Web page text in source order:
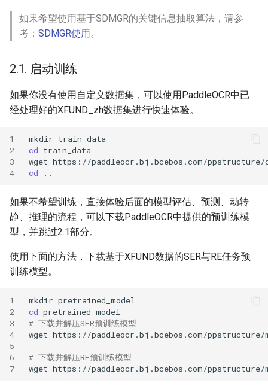
如果希望使用基于SDMGR的关键信息抽取算法，请参
考： SDMGR使用。
2.1. 启动训练
如果你没有使用自定义数据集，可以使用PaddleOCR中已
经处理好的XFUND_zh数据集进行快速体验。
1
2
3
4
mkdir
cd
wget https://paddleocr.bj.bcebos.com/ppstructure/
cd
如果不希望训练，直接体验后面的模型评估、预测、动转
静、推理的流程，可以下载PaddleOCR中提供的预训练模
型，并跳过2.1部分。
使用下面的方法，下载基于XFUND数据的SER与RE任务预
训练模型。
1
2
3
4
5
6
7
mkdir
cd
# 下载并解压SER预训练模型
wget https://paddleocr.bj.bcebos.com/
# 下载并解压RE预训练模型
wget https://paddleocr.bj.bcebos.com/